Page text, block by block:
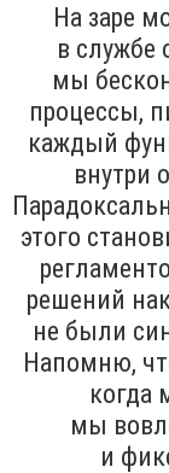
На заре
в службе
мы
процессы,
каждый
внутри
этого
решений
не были
Напомню,
когда
мы
и